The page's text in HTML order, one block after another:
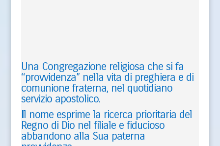
Una Congregazione religiosa che si fa
“provvidenza” nella vita di preghiera e di
comunione fraterna, nel quotidiano
servizio apostolico.
l nome esprime la ricerca prioritaria del
Regno di Dio nel filiale e fiducioso
abbandono alla Sua paterna